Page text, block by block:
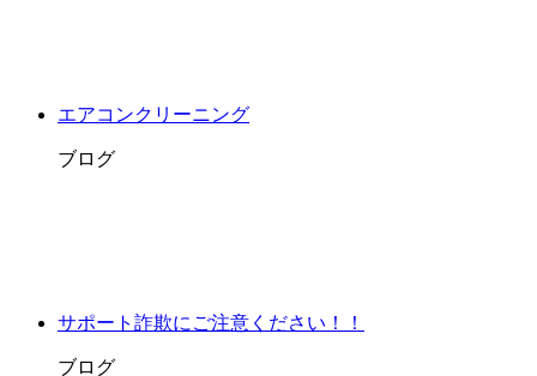
エアコンクリーニング
ブログ
サポート詐欺にご注意ください！！
ブログ